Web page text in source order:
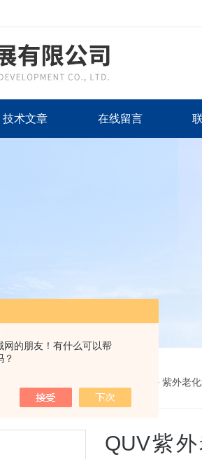
网的朋友！有什么可以帮
？
技术文章 在线留言
> 紫外老
QUV紫